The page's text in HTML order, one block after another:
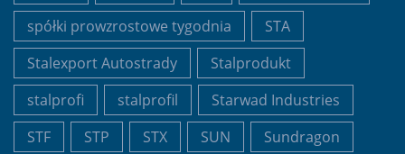
spółki prowzrostowe tygodnia
STA
Stalexport Autostrady
Stalprodukt
stalprofi
stalprofil
Starwad Industries
STF
STP STX SUN
Sundragon